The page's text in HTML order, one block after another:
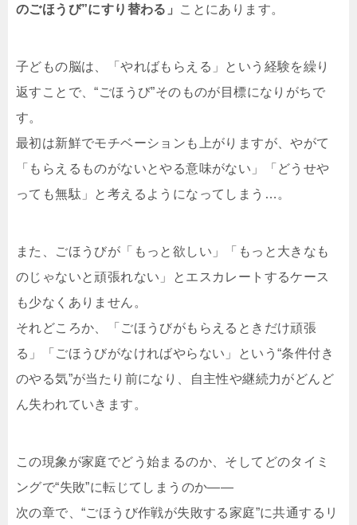
のごほうび”にすり替わる」 ことにあります。
子どもの脳は、「やればもらえる」という経験を繰り
返すことで、“ごほうび”そのものが目標になりがちで
す。
最初は新鮮でモチベーションも上がりますが、やがて
「もらえるものがないとやる意味がない」「どうせや
っても無駄」と考えるようになってしまう…。
また、ごほうびが「もっと欲しい」「もっと大きなも
のじゃないと頑張れない」とエスカレートするケース
も少なくありません。
それどころか、「ごほうびがもらえるときだけ頑張
る」「ごほうびがなければやらない」という“条件付き
のやる気”が当たり前になり、自主性や継続力がどんど
ん失われていきます。
この現象が家庭でどう始まるのか、そしてどのタイミ
ングで“失敗”に転じてしまうのか――
次の章で、“ごほうび作戦が失敗する家庭”に共通するリ